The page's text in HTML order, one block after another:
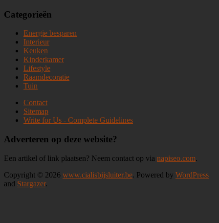
Categorieën
Energie besparen
Interieur
Keuken
Kinderkamer
Lifestyle
Raamdecoratie
Tuin
Contact
Sitemap
Write for Us - Complete Guidelines
Adverteren op deze website?
Een artikel of link plaatsen? Neem contact op via napiseo.com.
Copyright © 2026 www.cialisbijsluiter.be. Powered by WordPress
and Stargazer.